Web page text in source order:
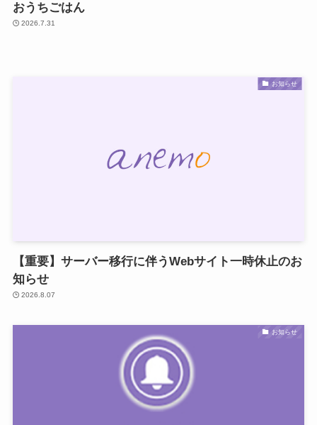
おうちごはん
2026.7.31
お知らせ
【重要】サーバー移行に伴うWebサイト一時休止のお
知らせ
2026.8.07
お知らせ